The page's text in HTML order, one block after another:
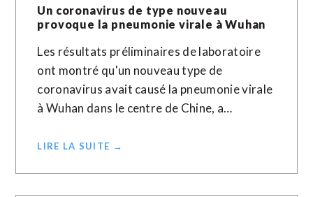
Un coronavirus de type nouveau
provoque la pneumonie virale à Wuhan
Les résultats préliminaires de laboratoire
ont montré qu'un nouveau type de
coronavirus avait causé la pneumonie virale
à Wuhan dans le centre de Chine, a…
LIRE LA SUITE →